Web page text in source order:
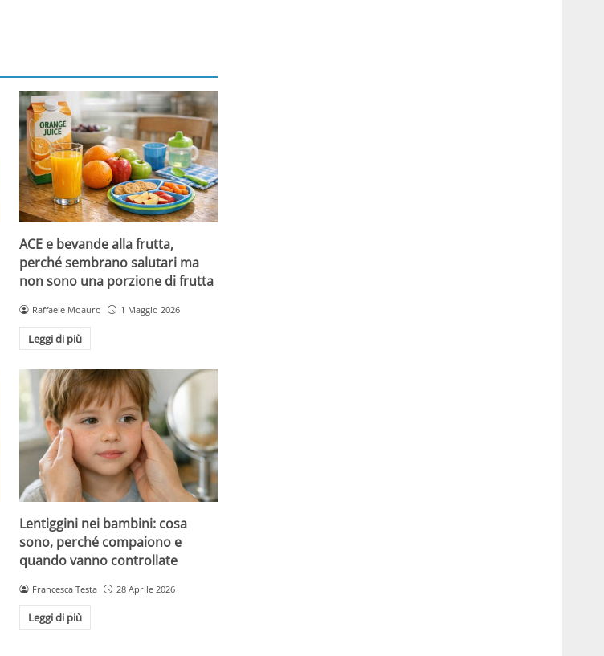
ACE e bevande alla frutta,
perché sembrano salutari ma
non sono una porzione di frutta
Raffaele Moauro 1 Maggio 2026
Leggi di più
Lentiggini nei bambini: cosa
sono, perché compaiono e
quando vanno controllate
Francesca Testa 28 Aprile 2026
Leggi di più